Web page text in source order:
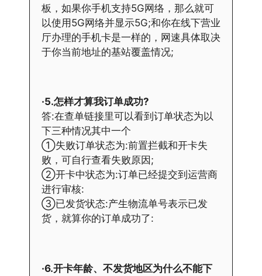
板，如果你手机支持5G网络，那么就可
以使用5G网络并显示5G;和你在线下营业
厅办理的手机卡是一样的，网速具体取决
于你当前地址的基站覆盖情况;
·5.怎样才算我订单成功?
答:在查单链接里可以看到订单状态为以
下三种情况其中一个
①失败订单状态为:前置拦截和开卡失
败，可自行查看失败原因;
②开卡中状态为:订单已经提交到运营商
进行审核:
③已发货状态:产生物流单号表示已发
货，就算你的订单成功了:
·6.开卡年龄、不发货地区为什么不能下